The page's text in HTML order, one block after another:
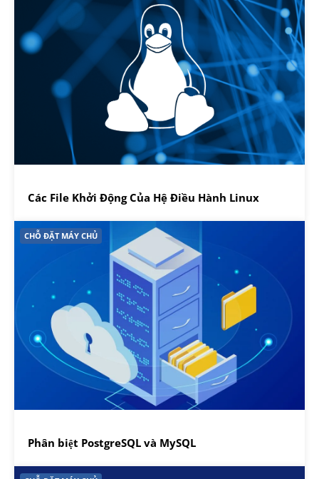
Các File Khởi Động Của Hệ Điều Hành Linux
CHỖ ĐẶT MÁY CHỦ
Phân biệt PostgreSQL và MySQL